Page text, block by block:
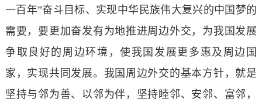
一百年”奋斗目标、实现中华民族伟大复兴的中国梦的
需要，要更加奋发有为地推进周边外交，为我国发展
争取良好的周边环境，使我国发展更多惠及周边国
家，实现共同发展。我国周边外交的基本方针，就是
坚持与邻为善、以邻为伴，坚持睦邻、安邻、富邻，